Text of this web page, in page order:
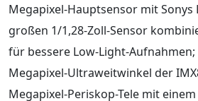
Megapixel-Hauptsensor mit Sonys
großen 1/1,28-Zoll-Sensor
für bessere Low-Light-
Megapixel-Ultraweitwinkel der
Megapixel-Periskop-Tele mit